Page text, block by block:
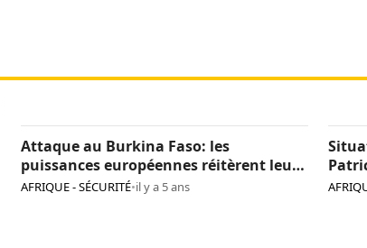
Attaque au Burkina Faso: les
puissances européennes réitèrent leur
détermination face au terrorisme
AFRIQUE - SÉCURITÉ•il y a 5 ans